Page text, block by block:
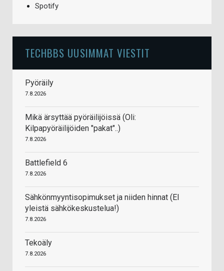
Spotify
TECHBBS UUSIMMAT VIESTIT
Pyöräily
7.8.2026
Mikä ärsyttää pyöräilijöissä (Oli:
Kilpapyöräilijöiden "pakat"..)
7.8.2026
Battlefield 6
7.8.2026
Sähkönmyyntisopimukset ja niiden hinnat (EI
yleistä sähkökeskustelua!)
7.8.2026
Tekoäly
7.8.2026